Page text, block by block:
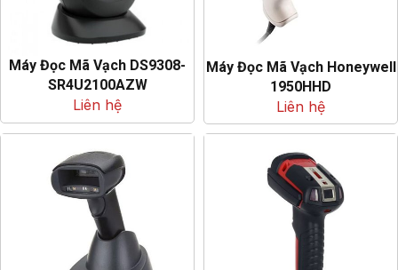
Máy Đọc Mã Vạch DS9308-
SR4U2100AZW
Liên hệ
Máy Đọc Mã Vạch Honeywell
1950HHD
Liên hệ